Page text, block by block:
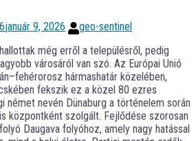
január 9, 2026
geo-sentinel
még erről a településről, pedig
városáról van szó. Az Európai Unió
hármashatár közelében,
fekszik ez a közel 80 ezres
német nevén Dünaburg a történelem során
központként szolgált. Fejlődése szorosan
Daugava folyóhoz, amely nagy hatással